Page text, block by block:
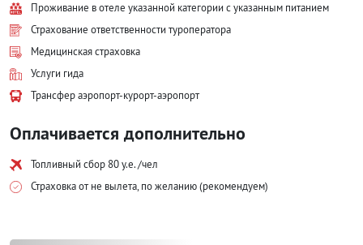
Проживание в отеле указанной категории с указанным питанием
Страхование ответственности туроператора
Медицинская страховка
Услуги гида
Трансфер аэропорт-курорт-аэропорт
Оплачивается дополнительно
Топливный сбор 80 у.е. /чел
Страховка от не вылета, по желанию (рекомендуем)